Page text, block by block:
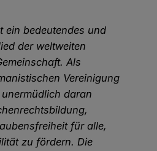
ein bedeutendes und
der weltweiten
Als
Vereinigung
daran
für alle,
zu fördern. Die